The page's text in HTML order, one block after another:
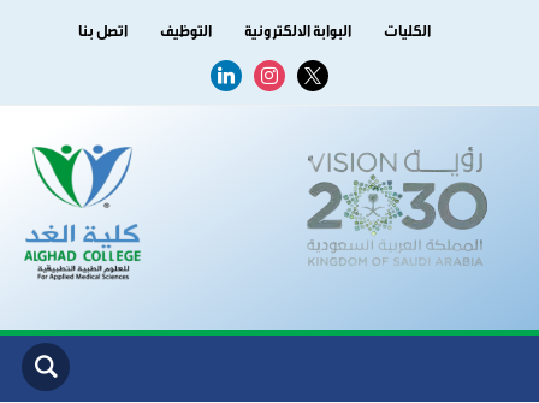
الكليات البوابة الالكترونية التوظيف اتصل بنا
x
instagram
linkedin